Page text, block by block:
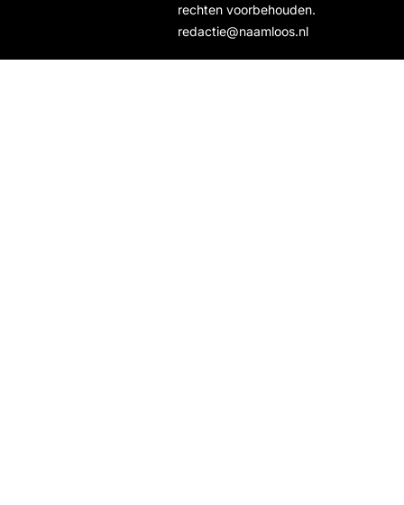
rechten voorbehouden.
redactie@naamloos.nl